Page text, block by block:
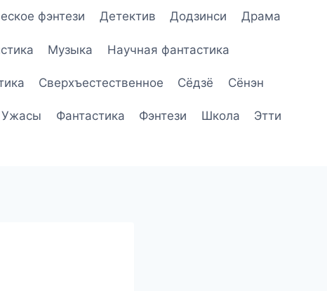
фэнтези Детектив Додзинси Драма
Музыка Научная фантастика
Сверхъестественное Сёдзё Сёнэн
Ужасы Фантастика Фэнтези Школа Этти